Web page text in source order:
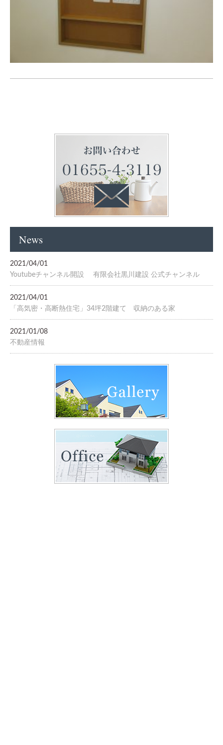
News
2021/04/01
Youtubeチャンネル開設 有限会社黒川建設 公式チャンネル
2021/04/01
「高気密・高断熱住宅」34坪2階建て 収納のある家
2021/01/08
不動産情報